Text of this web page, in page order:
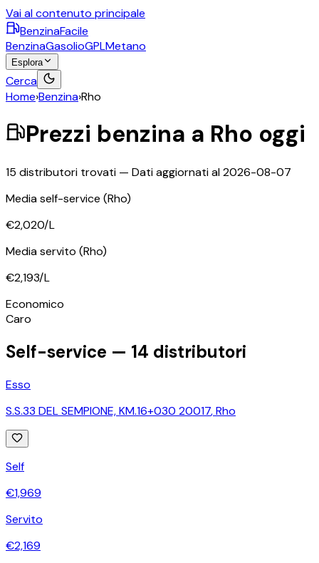
Vai al contenuto principale
BenzinaFacile
BenzinaGasolioGPLMetano
Esplora
Cerca
Home›Benzina›Rho
Prezzi benzina a Rho oggi
15 distributori trovati — Dati aggiornati al2026-08-07
Media self-service (Rho)
€2,020/L
Media servito (Rho)
€2,193/L
Economico
Caro
Self-service — 14 distributori
Esso
S.S.33 DEL SEMPIONE, KM.16+030 20017,Rho
Self
€1,969
Servito
€2,169